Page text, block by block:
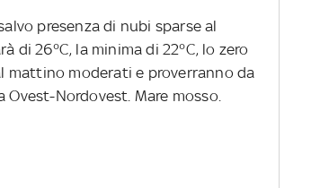
presenza di nubi sparse al
di 26°C, la minima di 22°C, lo zero
mattino moderati e proverranno da
Nordovest. Mare mosso.